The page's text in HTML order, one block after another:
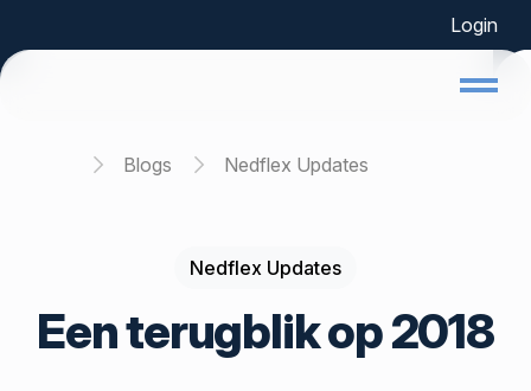
Login
Home Blogs Nedflex Updates
Nedflex Updates
Een terugblik op 2018